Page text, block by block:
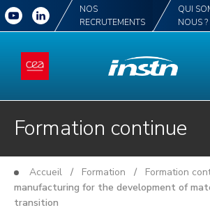
NOS
RECRUTEMENTS
QUI
NOUS ?
Formation continue
Accueil / Formation / Formation
manufacturing for the development of
transition